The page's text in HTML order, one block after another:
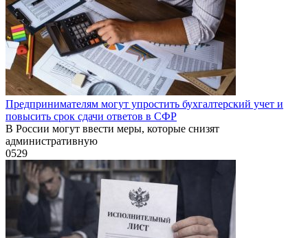
Предпринимателям могут упростить бухгалтерский учет и
повысить срок сдачи ответов в СФР
В России могут ввести меры, которые снизят
административную
0529